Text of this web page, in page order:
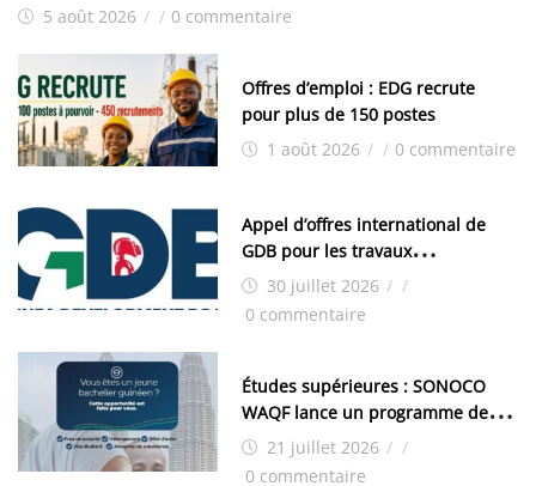
5 août 2026 / / 0 commentaire
Offres d’emploi : EDG recrute
pour plus de 150 postes
1 août 2026 / / 0 commentaire
Appel d’offres international de
GDB pour les travaux
d’aménagement de la zone
industrielle de FANDJE (PAZIF)
30 juillet 2026 / /
0 commentaire
Études supérieures : SONOCO
WAQF lance un programme de
bourses pour la Malaisie
21 juillet 2026 / /
0 commentaire